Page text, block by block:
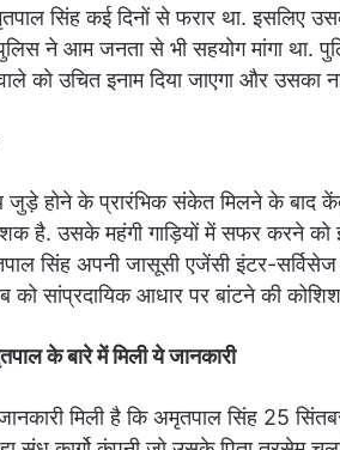
सिंह कई दिनों से फरार था. इसलिए
ने आम जनता से भी सहयोग मांगा था.
को उचित इनाम दिया जाएगा और उसका
होने के प्रारंभिक संकेत मिलने के बाद
है. उसके महंगी गाड़ियों में सफर करने को
सिंह अपनी जासूसी एजेंसी इंटर-
को सांप्रदायिक आधार पर बांटने की
के बारे में मिली ये जानकारी
मिली है कि अमृतपाल सिंह 25